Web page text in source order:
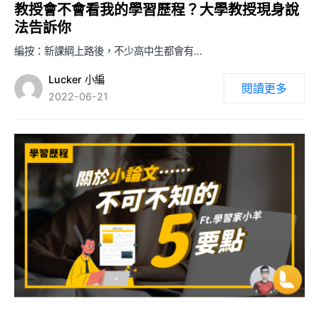
教授會不會看我的學習歷程？大學教授現身說
法告訴你
編按：新課綱上路後，不少高中生都會有…
Lucker 小編
2022-06-21
閱讀更多